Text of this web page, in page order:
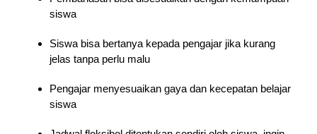
siswa
Siswa bisa bertanya kepada pengajar jika kurang
jelas tanpa perlu malu
Pengajar menyesuaikan gaya dan kecepatan belajar
siswa